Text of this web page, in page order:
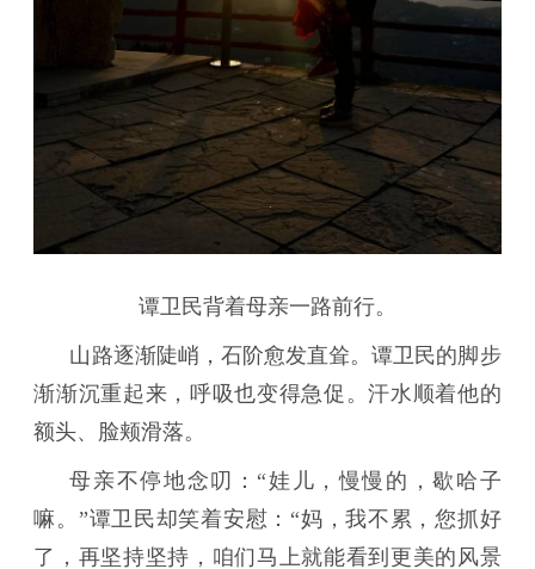
谭卫民背着母亲一路前行。
山路逐渐陡峭，石阶愈发直耸。谭卫民的脚步
渐渐沉重起来，呼吸也变得急促。汗水顺着他的
额头、脸颊滑落。
母亲不停地念叨：“娃儿，慢慢的，歇哈子
嘛。”谭卫民却笑着安慰：“妈，我不累，您抓好
了，再坚持坚持，咱们马上就能看到更美的风景